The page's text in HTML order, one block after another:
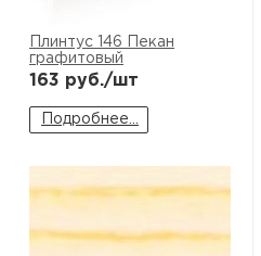
Плинтус 146 Пекан
графитовый
163 руб./шт
Подробнее...